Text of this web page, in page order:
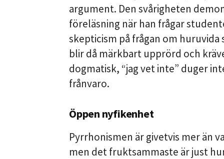
argument. Den svårigheten
föreläsning när han frågar
skepticism på frågan om
blir då märkbart upprörd och
dogmatisk, “jag vet inte” duger
frånvaro.
Öppen nyfikenhet
Pyrrhonismen är givetvis mer än
men det fruktsammaste är just